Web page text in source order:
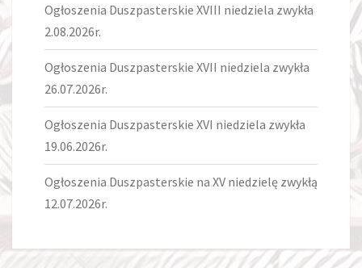
Ogłoszenia Duszpasterskie XVIII niedziela zwykła
2.08.2026r.
Ogłoszenia Duszpasterskie XVII niedziela zwykła
26.07.2026r.
Ogłoszenia Duszpasterskie XVI niedziela zwykła
19.06.2026r.
Ogłoszenia Duszpasterskie na XV niedzielę zwykłą
12.07.2026r.